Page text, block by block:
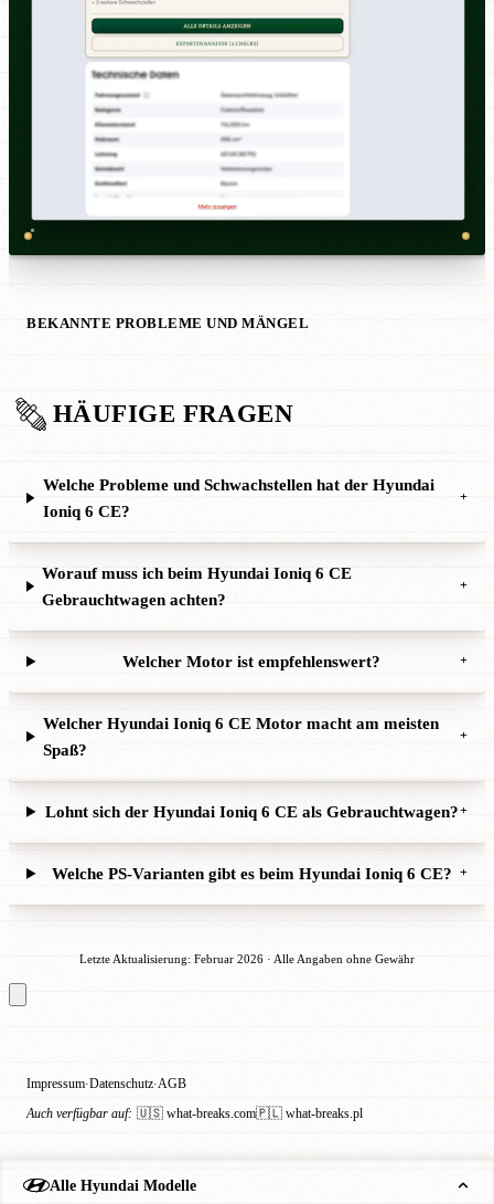
BEKANNTE PROBLEME UND MÄNGEL
HÄUFIGE FRAGEN
Welche Probleme und Schwachstellen hat der Hyundai
Ioniq 6 CE?
+
Worauf muss ich beim Hyundai Ioniq 6 CE
Gebrauchtwagen achten?
+
Welcher Motor ist empfehlenswert? +
Welcher Hyundai Ioniq 6 CE Motor macht am meisten
Spaß?
+
Lohnt sich der Hyundai Ioniq 6 CE als Gebrauchtwagen?+
Welche PS-Varianten gibt es beim Hyundai Ioniq 6 CE? +
Letzte Aktualisierung: Februar 2026 · Alle Angaben ohne Gewähr
Alle Hyundai Modelle
Impressum·Datenschutz·AGB
Auch verfügbar auf: 🇺🇸 what-breaks.com🇵🇱 what-breaks.pl